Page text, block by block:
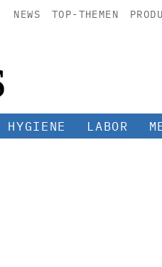
NEWS TOP-THEMEN
HYGIENE LABOR